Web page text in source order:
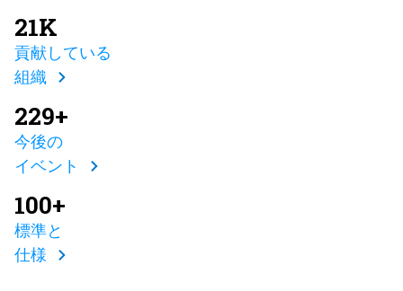
21K
貢献している
組織
229+
今後の
イベント
100+
標準と
仕様